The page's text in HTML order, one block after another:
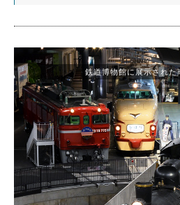
鉄道博物館に展示された